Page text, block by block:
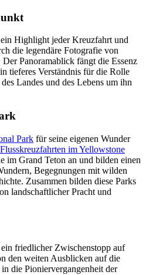
Highlight jeder Kreuzfahrt und
die legendäre Fotografie von
Panoramablick fängt die Essenz
tieferes Verständnis für die Rolle
Landes und des Lebens um ihn
Park für seine eigenen Wunder
Flusskreuzfahrten im Yellowstone
im Grand Teton an und bilden einen
Begegnungen mit wilden
Zusammen bilden diese Parks
landschaftlicher Pracht und
friedlicher Zwischenstopp auf
den weiten Ausblicken auf die
die Pioniervergangenheit der